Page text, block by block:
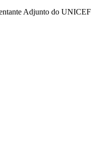
Adjunto do UNICEF